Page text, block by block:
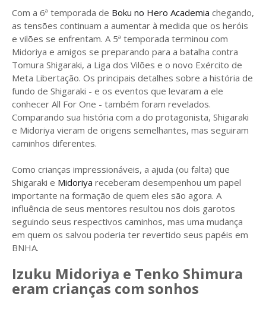
Com a 6ª temporada de Boku no Hero Academia chegando,
as tensões continuam a aumentar à medida que os heróis
e vilões se enfrentam. A 5ª temporada terminou com
Midoriya e amigos se preparando para a batalha contra
Tomura Shigaraki, a Liga dos Vilões e o novo Exército de
Meta Libertação. Os principais detalhes sobre a história de
fundo de Shigaraki - e os eventos que levaram a ele
conhecer All For One - também foram revelados.
Comparando sua história com a do protagonista, Shigaraki
e Midoriya vieram de origens semelhantes, mas seguiram
caminhos diferentes.
Como crianças impressionáveis, a ajuda (ou falta) que
Shigaraki e Midoriya receberam desempenhou um papel
importante na formação de quem eles são agora. A
influência de seus mentores resultou nos dois garotos
seguindo seus respectivos caminhos, mas uma mudança
em quem os salvou poderia ter revertido seus papéis em
BNHA.
Izuku Midoriya e Tenko Shimura
eram crianças com sonhos